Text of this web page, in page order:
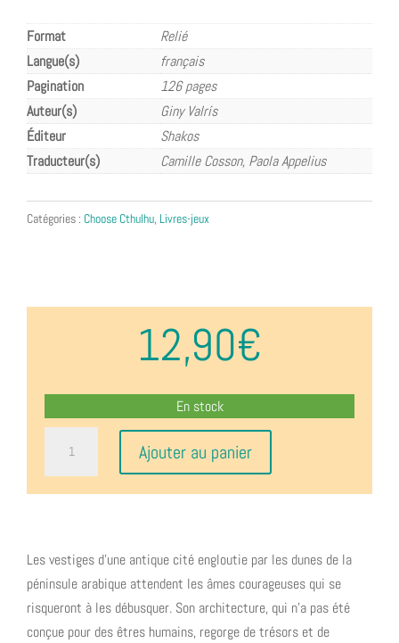
Format
Relié
Langue(s)
français
Pagination
126 pages
Auteur(s)
Giny Valrís
Éditeur
Shakos
Traducteur(s)
Camille Cosson, Paola Appelius
Catégories : Choose Cthulhu, Livres-jeux
12,90€
En stock
-
La
Cité
sans
Ajouter au panier
Les vestiges d’une antique cité engloutie par les dunes de la
péninsule arabique attendent les âmes courageuses qui se
risqueront à les débusquer. Son architecture, qui n’a pas été
conçue pour des êtres humains, regorge de trésors et de